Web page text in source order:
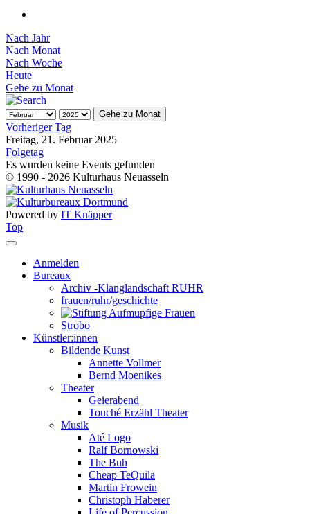
Nach Jahr
Nach Monat
Nach Woche
Heute
Gehe zu Monat
Gehe zu Monat
Vorheriger Tag
Freitag, 21. Februar 2025
Folgetag
Es wurden keine Events gefunden
© 1990 - 2026 Kulturhaus Neuasseln
Powered by IT Knäpper
Top
Anmelden
Bureaux
Archiv -Klanglandschaft RUHR
frauen/ruhr/geschichte
Strobo
Künstler:innen
Bildende Kunst
Annette Vollmer
Bernd Moenikes
Theater
Geierabend
Touché Erzähl Theater
Musik
Até Logo
Ralf Bornowski
The Buh
Cheap TeQuila
Martin Frowein
Christoph Haberer